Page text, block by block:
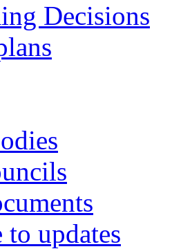
Decisions
to updates